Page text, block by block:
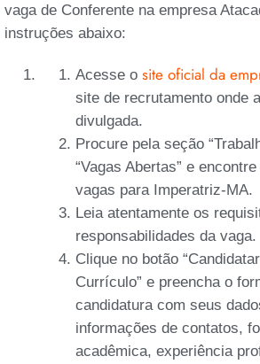
vaga de Conferente na empresa
instruções abaixo:
Acesse o site oficial da
site de recrutamento onde
divulgada.
Procure pela seção
“Vagas Abertas” e
vagas para Imperatriz-MA.
Leia atentamente os
responsabilidades da vaga.
Clique no botão
Currículo” e preencha o
candidatura com seus
informações de contatos,
acadêmica, experiência